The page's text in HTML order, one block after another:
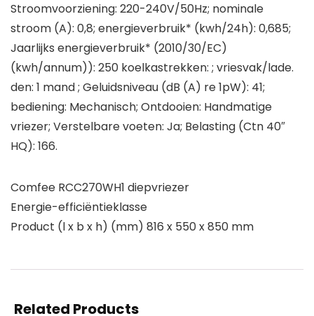
Stroomvoorziening: 220-240V/50Hz; nominale
stroom (A): 0,8; energieverbruik* (kwh/24h): 0,685;
Jaarlijks energieverbruik* (2010/30/EC)
(kwh/annum)): 250 koelkastrekken: ; vriesvak/lade.
den: 1 mand ; Geluidsniveau (dB (A) re 1pW): 41;
bediening: Mechanisch; Ontdooien: Handmatige
vriezer; Verstelbare voeten: Ja; Belasting (Ctn 40″
HQ): 166.
Comfee RCC270WH1 diepvriezer
Energie-efficiëntieklasse
Product (l x b x h) (mm) 816 x 550 x 850 mm
Related Products